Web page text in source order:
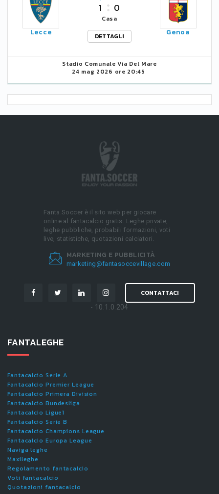
Lecce
1 0
Casa
DETTAGLI
Genoa
Stadio Comunale Via Del Mare
24 mag 2026 ore 20:45
Fanta.Soccer è il sito web per giocare
online al fantacalcio gratis. Leghe private,
leghe pubbliche, probabili formazioni, voti
live, statistiche, quotazioni calciatori.
MARKETING E PUBBLICITÀ
marketing@fantasoccevillage.com
CONTATTACI
- 10.1.0.204
FANTALEGHE
Fantacalcio Serie A
Fantacalcio Premier League
Fantacalcio Primera Division
Fantacalcio Bundesliga
Fantacalcio Ligue1
Fantacalcio Serie B
Fantacalcio Champions League
Fantacalcio Europa League
Naviga leghe
Maxileghe
Regolamento fantacalcio
Voti fantacalcio
Quotazioni fantacalcio